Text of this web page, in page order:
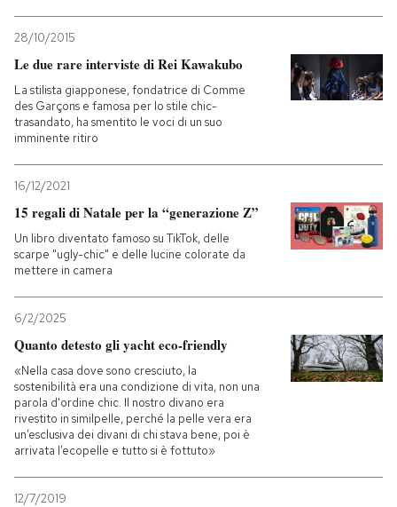
28/10/2015
Le due rare interviste di Rei Kawakubo
La stilista giapponese, fondatrice di Comme
des Garçons e famosa per lo stile chic-
trasandato, ha smentito le voci di un suo
imminente ritiro
16/12/2021
15 regali di Natale per la “generazione Z”
Un libro diventato famoso su TikTok, delle
scarpe "ugly-chic" e delle lucine colorate da
mettere in camera
6/2/2025
Quanto detesto gli yacht eco-friendly
«Nella casa dove sono cresciuto, la
sostenibilità era una condizione di vita, non una
parola d'ordine chic. Il nostro divano era
rivestito in similpelle, perché la pelle vera era
un’esclusiva dei divani di chi stava bene, poi è
arrivata l’ecopelle e tutto si è fottuto»
12/7/2019